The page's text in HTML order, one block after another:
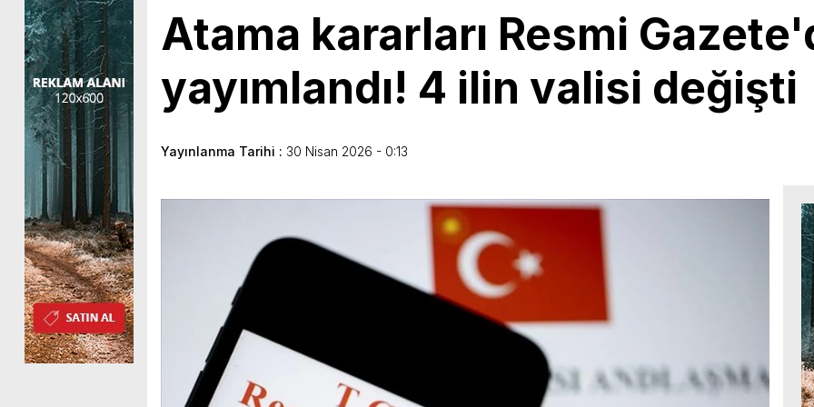
Atama kararları Resmi
yayımlandı! 4 ilin valisi değişti
Yayınlanma Tarihi : 30 Nisan 2026 - 0:13